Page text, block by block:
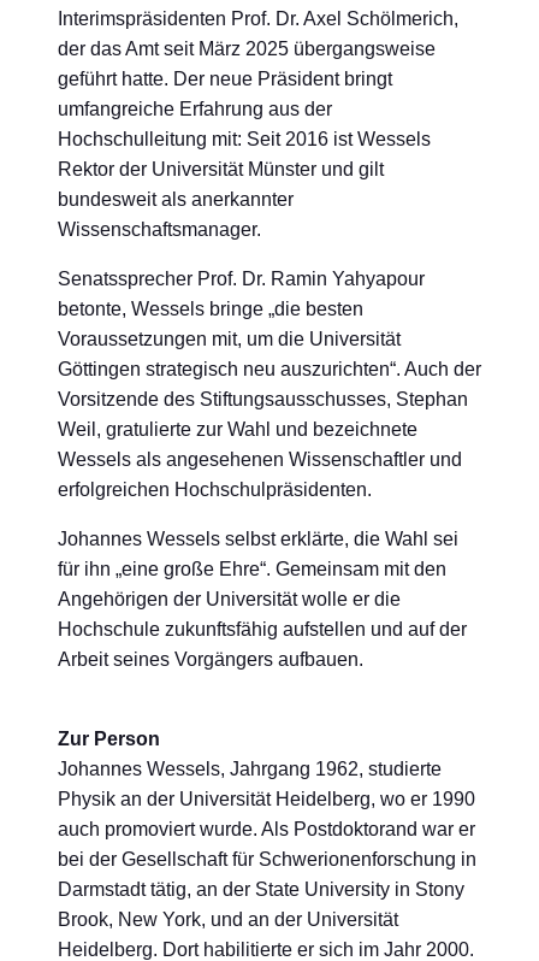
Interimspräsidenten Prof. Dr. Axel Schölmerich,
der das Amt seit März 2025 übergangsweise
geführt hatte. Der neue Präsident bringt
umfangreiche Erfahrung aus der
Hochschulleitung mit: Seit 2016 ist Wessels
Rektor der Universität Münster und gilt
bundesweit als anerkannter
Wissenschaftsmanager.
Senatssprecher Prof. Dr. Ramin Yahyapour
betonte, Wessels bringe „die besten
Voraussetzungen mit, um die Universität
Göttingen strategisch neu auszurichten“. Auch der
Vorsitzende des Stiftungsausschusses, Stephan
Weil, gratulierte zur Wahl und bezeichnete
Wessels als angesehenen Wissenschaftler und
erfolgreichen Hochschulpräsidenten.
Johannes Wessels selbst erklärte, die Wahl sei
für ihn „eine große Ehre“. Gemeinsam mit den
Angehörigen der Universität wolle er die
Hochschule zukunftsfähig aufstellen und auf der
Arbeit seines Vorgängers aufbauen.
Zur Person
Johannes Wessels, Jahrgang 1962, studierte
Physik an der Universität Heidelberg, wo er 1990
auch promoviert wurde. Als Postdoktorand war er
bei der Gesellschaft für Schwerionenforschung in
Darmstadt tätig, an der State University in Stony
Brook, New York, und an der Universität
Heidelberg. Dort habilitierte er sich im Jahr 2000.